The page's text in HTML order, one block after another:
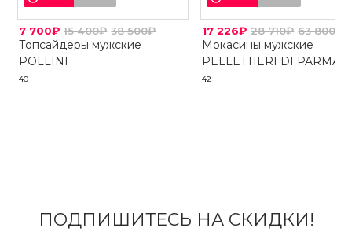
7 700₽ 15 400₽ 38 500₽
Топсайдеры мужские
POLLINI
40
17 226₽ 28 710₽ 63 800₽
Мокасины мужские
PELLETTIERI DI PARMA
42
ПОДПИШИТЕСЬ НА СКИДКИ!